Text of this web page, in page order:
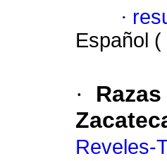
·
Español (
·
Reveles-